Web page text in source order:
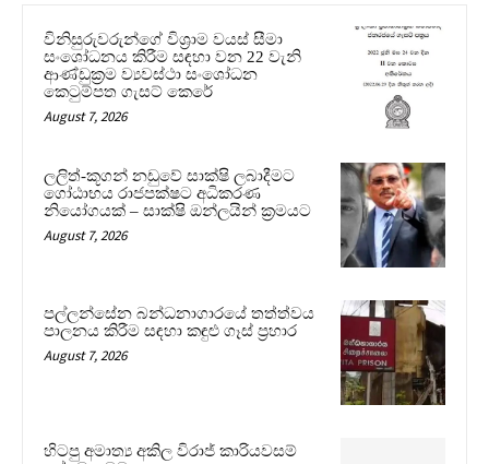
විනිසුරුවරුන්ගේ විශ්‍රාම වයස් සීමා
සංශෝධනය කිරීම සඳහා වන 22 වැනි
ආණ්ඩුක්‍රම ව්‍යවස්ථා සංශෝධන
කෙටුම්පත ගැසට් කෙරේ
August 7, 2026
ලලිත්-කූගන් නඩුවේ සාක්ෂි ලබාදීමට
ගෝඨාභය රාජපක්ෂට අධිකරණ
නියෝගයක් – සාක්ෂි ඔන්ලයින් ක්‍රමයට
August 7, 2026
පල්ලන්සේන බන්ධනාගාරයේ තත්ත්වය
පාලනය කිරීම සඳහා කඳුළු ගෑස් ප්‍රහාර
August 7, 2026
හිටපු අමාත්‍ය අකිල විරාජ් කාරියවසම්